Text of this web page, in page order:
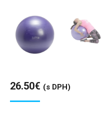
26.50€ (s DPH)